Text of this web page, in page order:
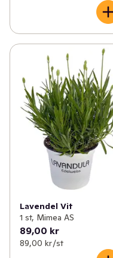
Lavendel Vit
1 st, Mimea AS
89,00 kr
89,00 kr /st